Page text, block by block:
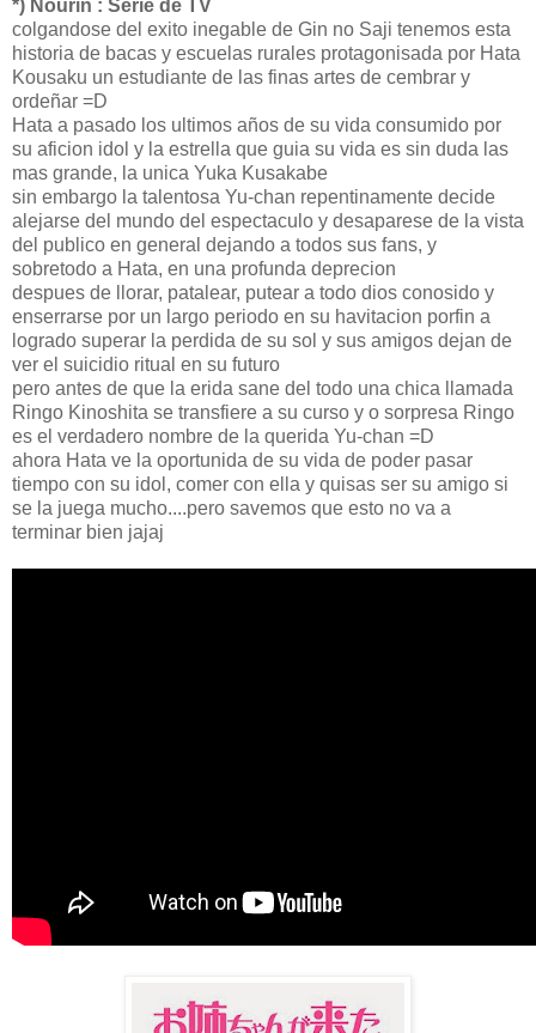
*) Nourin : Serie de TV
colgandose del exito inegable de Gin no Saji tenemos esta
historia de bacas y escuelas rurales protagonisada por Hata
Kousaku un estudiante de las finas artes de cembrar y
ordeñar =D
Hata a pasado los ultimos años de su vida consumido por
su aficion idol y la estrella que guia su vida es sin duda las
mas grande, la unica Yuka Kusakabe
sin embargo la talentosa Yu-chan repentinamente decide
alejarse del mundo del espectaculo y desaparese de la vista
del publico en general dejando a todos sus fans, y
sobretodo a Hata, en una profunda deprecion
despues de llorar, patalear, putear a todo dios conosido y
enserrarse por un largo periodo en su havitacion porfin a
logrado superar la perdida de su sol y sus amigos dejan de
ver el suicidio ritual en su futuro
pero antes de que la erida sane del todo una chica llamada
Ringo Kinoshita se transfiere a su curso y o sorpresa Ringo
es el verdadero nombre de la querida Yu-chan =D
ahora Hata ve la oportunida de su vida de poder pasar
tiempo con su idol, comer con ella y quisas ser su amigo si
se la juega mucho....pero savemos que esto no va a
terminar bien jajaj